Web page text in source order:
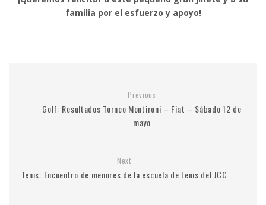
familia por el esfuerzo y apoyo!
Previous
Golf: Resultados Torneo Montironi – Fiat – Sábado 12 de
mayo
Next
Tenis: Encuentro de menores de la escuela de tenis del JCC